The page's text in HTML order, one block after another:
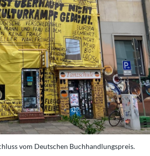
vom Deutschen Buchhandlungspreis.